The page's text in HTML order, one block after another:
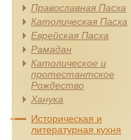
Православная Пасха
Католическая Пасха
Еврейская Пасха
Рамадан
Католическое и
протестантское
Рождество
Ханука
Историческая и
литературная кухня